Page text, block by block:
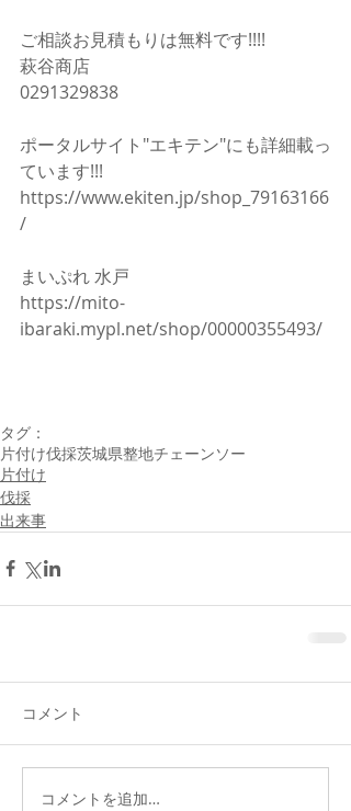
ご相談お見積もりは無料です!!!!
萩谷商店
0291329838
ポータルサイト"エキテン"にも詳細載っ
ています!!!
https://www.ekiten.jp/shop_79163166
/
まいぷれ 水戸
https://mito-
ibaraki.mypl.net/shop/00000355493/
タグ：
片付け伐採茨城県整地チェーンソー
片付け
伐採
出来事
コメント
コメントを追加…